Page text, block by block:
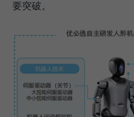
要突破。